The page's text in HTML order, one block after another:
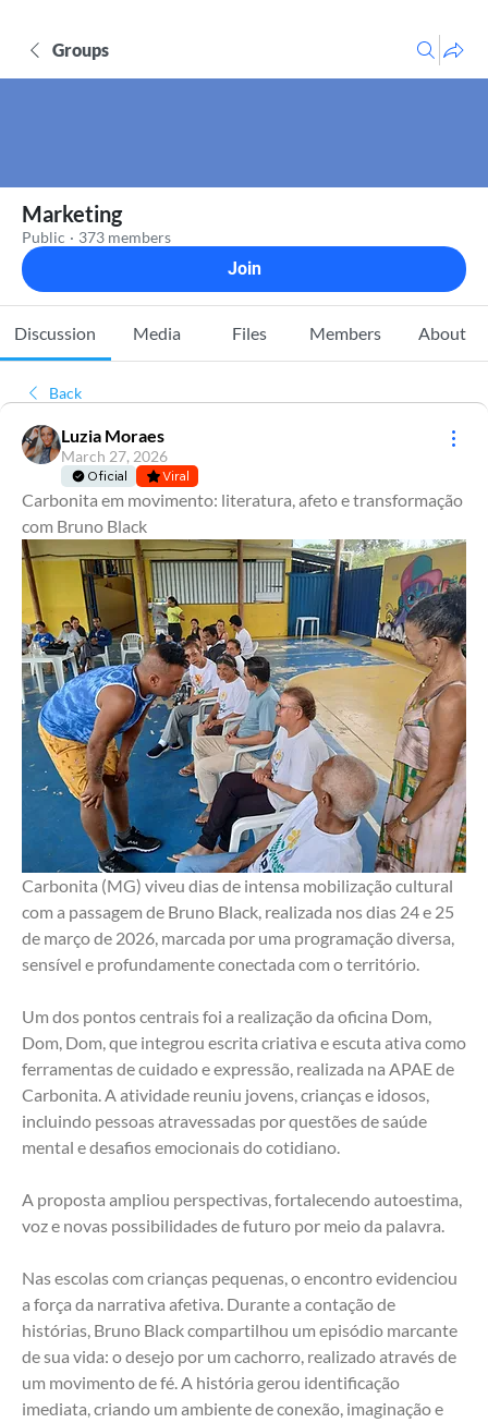
Groups
Marketing
Public · 373 members
Join
Discussion Media Files Members About
Back
Luzia Moraes
March 27, 2026
Oficial Viral
Carbonita em movimento: literatura, afeto e transformação
com Bruno Black
Carbonita (MG) viveu dias de intensa mobilização cultural
com a passagem de Bruno Black, realizada nos dias 24 e 25
de março de 2026, marcada por uma programação diversa,
sensível e profundamente conectada com o território.
Um dos pontos centrais foi a realização da oficina Dom,
Dom, Dom, que integrou escrita criativa e escuta ativa como
ferramentas de cuidado e expressão, realizada na APAE de
Carbonita. A atividade reuniu jovens, crianças e idosos,
incluindo pessoas atravessadas por questões de saúde
mental e desafios emocionais do cotidiano.
A proposta ampliou perspectivas, fortalecendo autoestima,
voz e novas possibilidades de futuro por meio da palavra.
Nas escolas com crianças pequenas, o encontro evidenciou
a força da narrativa afetiva. Durante a contação de
histórias, Bruno Black compartilhou um episódio marcante
de sua vida: o desejo por um cachorro, realizado através de
um movimento de fé. A história gerou identificação
imediata, criando um ambiente de conexão, imaginação e